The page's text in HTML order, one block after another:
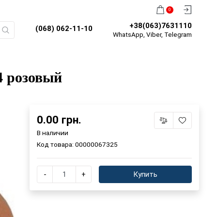
(068) 062-11-10
0
+38(063)7631110
WhatsApp, Viber, Telegram
розовый
0.00 грн.
В наличии
Код товара: 00000067325
- + Купить